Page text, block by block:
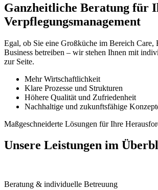
Ganzheitliche Beratung für
Verpflegungsmanagement
Egal, ob Sie eine Großküche im Bereich Care,
Business betreiben – wir stehen Ihnen mit
zur Seite.
Mehr Wirtschaftlichkeit
Klare Prozesse und Strukturen
Höhere Qualität und Zufriedenheit
Nachhaltige und zukunftsfähige
Maßgeschneiderte Lösungen für Ihre
Unsere Leistungen im
Beratung & individuelle Betreuung